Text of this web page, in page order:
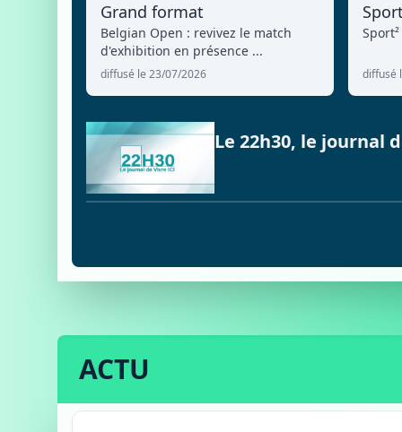
Grand format
Belgian Open : revivez le match
d'exhibition en présence ...
diffusé le 23/07/2026
Sport
diffusé
Le 22h30, le journal
ACTU